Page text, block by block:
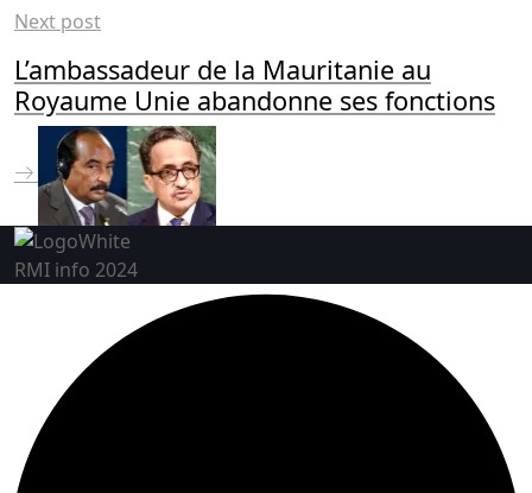
Next post
L’ambassadeur de la Mauritanie au
Royaume Unie abandonne ses fonctions
RMI info 2024